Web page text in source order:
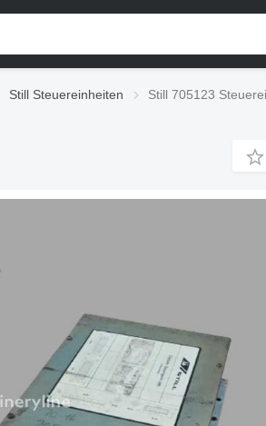
Still Steuereinheiten Still 705123